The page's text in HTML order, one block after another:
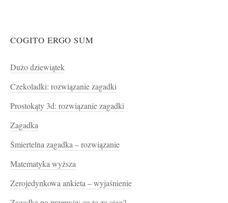
COGITO ERGO SUM
Dużo dziewiątek
Czekoladki: rozwiązanie zagadki
Prostokąty 3d: rozwiązanie zagadki
Zagadka
Śmiertelna zagadka – rozwiązanie
Matematyka wyższa
Zerojedynkowa ankieta – wyjaśnienie